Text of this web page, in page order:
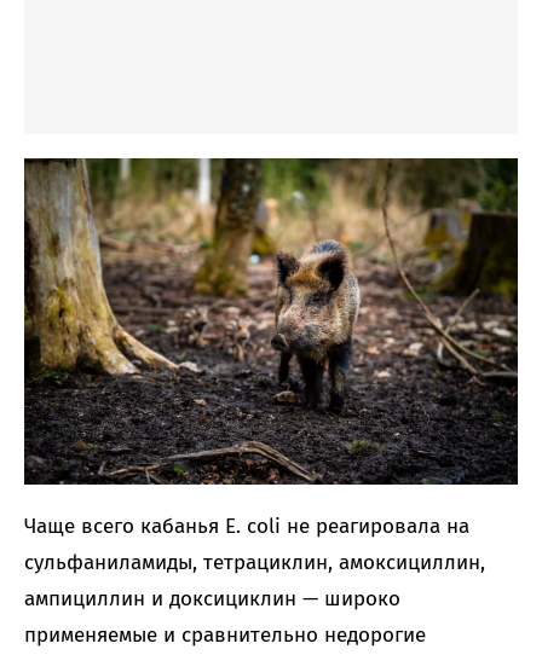
Чаще всего кабанья E. coli не реагировала на
сульфаниламиды, тетрациклин, амоксициллин,
ампициллин и доксициклин — широко
применяемые и сравнительно недорогие